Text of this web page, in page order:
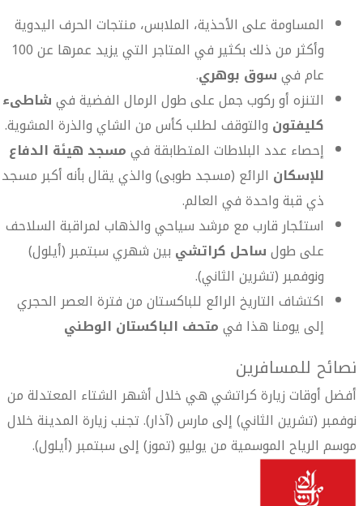
المساومة على الأحذية، الملابس، منتجات الحرف اليدوية
وأكثر من ذلك بكثير في المتاجر التي يزيد عمرها عن 100
عام فيسوق بوهري.
التنزه أو ركوب جمل على طول الرمال الفضية فيشاطىء
كليفتون والتوقف لطلب كأس من الشاي والذرة المشوية.
إحصاء عدد البلاطات المتطابقة فيمسجد هيئة الدفاع
للإسكان الرائع (مسجد طوبى) والذي يقال بأنه أكبر مسجد
ذي قبة واحدة في العالم.
استئجار قارب مع مرشد سياحي والذهاب لمراقبة السلاحف
على طولساحل كراتشي بين شهري سبتمبر (أيلول)
ونوفمبر (تشرين الثاني).
اكتشاف التاريخ الرائع للباكستان من فترة العصر الحجري
إلى يومنا هذا فيمتحف الباكستان الوطني
نصائح للمسافرين
أفضل أوقات زيارة كراتشي هي خلال أشهر الشتاء المعتدلة من
نوفمبر (تشرين الثاني) إلى مارس (آذار). تجنب زيارة المدينة خلال
موسم الرياح الموسمية من يوليو (تموز) إلى سبتمبر (أيلول).